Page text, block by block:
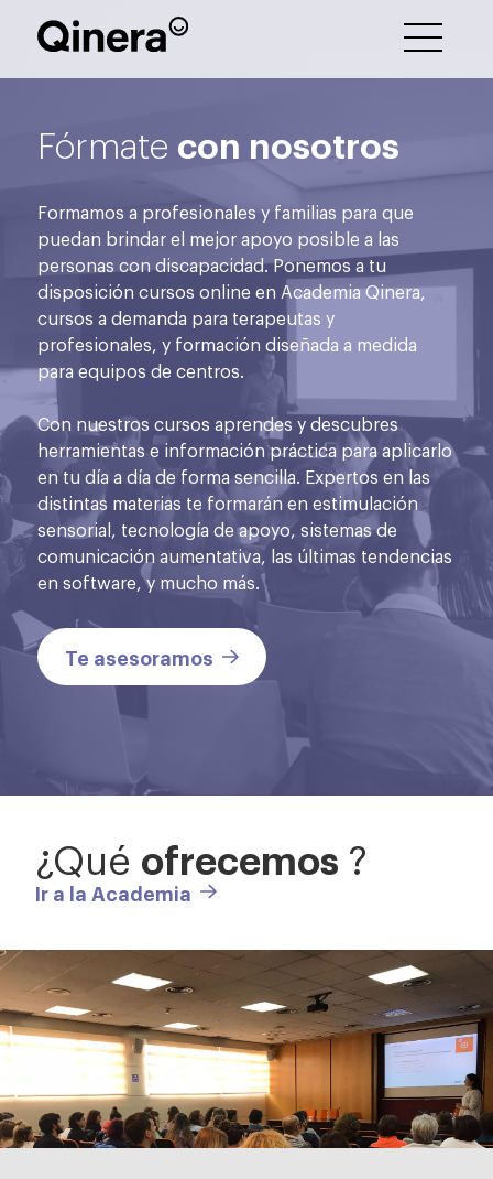
Fórmate con nosotros
Formamos a profesionales y familias para que
puedan brindar el mejor apoyo posible a las
personas con discapacidad. Ponemos a tu
disposición cursos online en Academia Qinera,
cursos a demanda para terapeutas y
profesionales, y formación diseñada a medida
para equipos de centros.
Con nuestros cursos aprendes y descubres
herramientas e información práctica para aplicarlo
en tu día a día de forma sencilla. Expertos en las
distintas materias te formarán en estimulación
sensorial, tecnología de apoyo, sistemas de
comunicación aumentativa, las últimas tendencias
en software, y mucho más.
Te asesoramos
¿Qué ofrecemos ?
Ir a la Academia